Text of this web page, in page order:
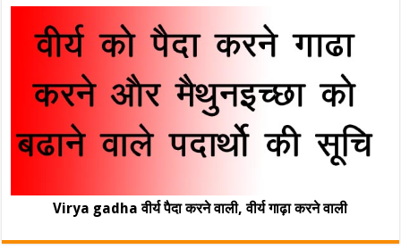
Virya gadha वीर्य पैदा करने वाली, वीर्य गाढ़ा करने वाली